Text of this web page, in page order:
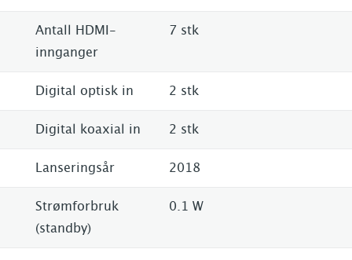
Antall HDMI-
innganger
7 stk
Digital optisk in 2 stk
Digital koaxial in 2 stk
Lanseringsår 2018
Strømforbruk
(standby)
0.1 W